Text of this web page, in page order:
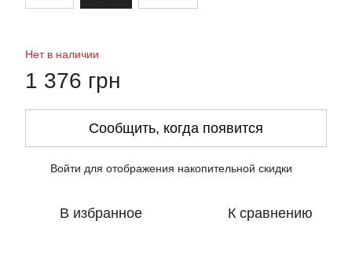
Нет в наличии
1 376 грн
Сообщить, когда появится
Войти для отображения накопительной скидки
В избранное К сравнению